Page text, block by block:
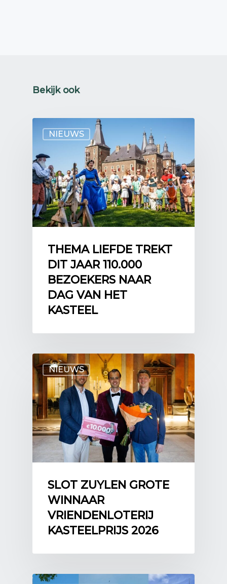
Bekijk ook
NIEUWS
THEMA LIEFDE TREKT
DIT JAAR 110.000
BEZOEKERS NAAR
DAG VAN HET
KASTEEL
NIEUWS
SLOT ZUYLEN GROTE
WINNAAR
VRIENDENLOTERIJ
KASTEELPRIJS 2026